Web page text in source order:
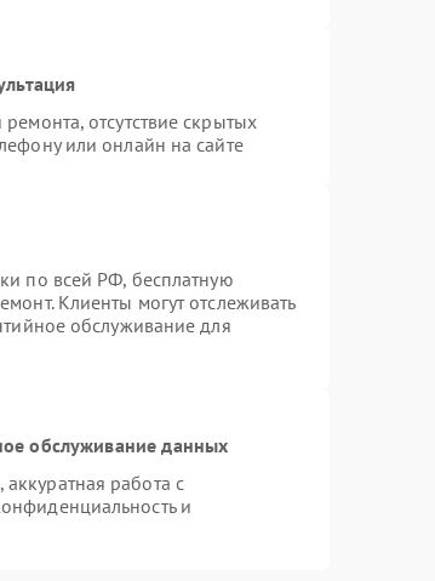
отсутствие скрытых
или онлайн на сайте
по всей РФ, бесплатную
Клиенты могут отслеживать
обслуживание для
обслуживание данных
работа с
и